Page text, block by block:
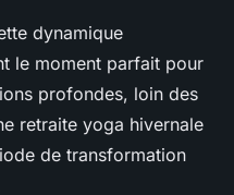
dynamique
le moment parfait pour
profondes, loin des
retraite yoga hivernale
de transformation